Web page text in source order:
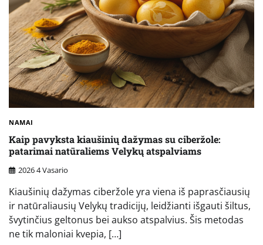
NAMAI
Kaip pavyksta kiaušinių dažymas su ciberžole:
patarimai natūraliems Velykų atspalviams
2026 4 Vasario
Kiaušinių dažymas ciberžole yra viena iš paprasčiausių
ir natūraliausių Velykų tradicijų, leidžianti išgauti šiltus,
švytinčius geltonus bei aukso atspalvius. Šis metodas
ne tik maloniai kvepia, […]